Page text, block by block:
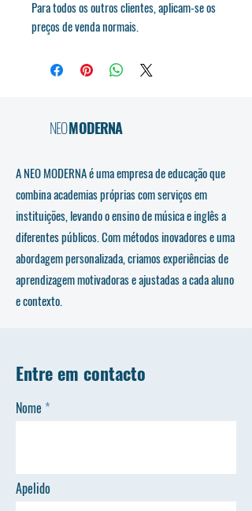
Para todos os outros clientes, aplicam-se os
preços de venda normais.
NEOMODERNA
A NEO MODERNA é uma empresa de educação que
combina academias próprias com serviços em
instituições, levando o ensino de música e inglês a
diferentes públicos. Com métodos inovadores e uma
abordagem personalizada, criamos experiências de
aprendizagem motivadoras e ajustadas a cada aluno
e contexto.
Entre em contacto
Nome
Apelido